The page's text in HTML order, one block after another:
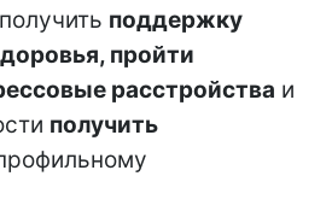
поддержку
пройти
расстройства и
получить